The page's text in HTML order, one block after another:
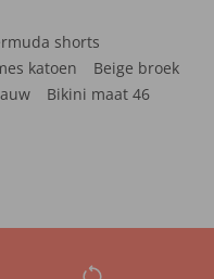
shorts
katoen
Beige broek
Bikini maat 46